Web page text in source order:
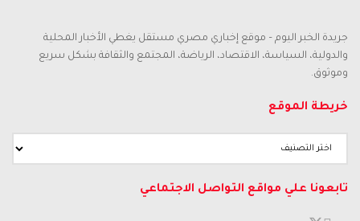
جريدة الخبر اليوم – موقع إخباري مصري مستقل يغطي الأخبار المحلية
والدولية، السياسة، الاقتصاد، الرياضة، المجتمع والثقافة بشكل سريع
وموثوق.
خريطة الموقع
تابعونا علي مواقع التواصل الاجتماعي